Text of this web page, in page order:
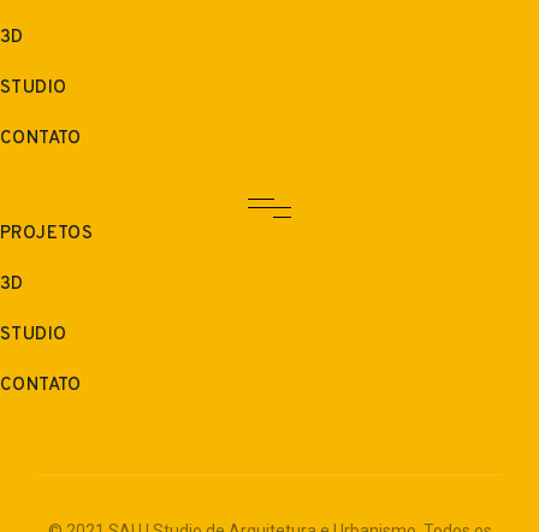
3D
STUDIO
CONTATO
PROJETOS
3D
STUDIO
CONTATO